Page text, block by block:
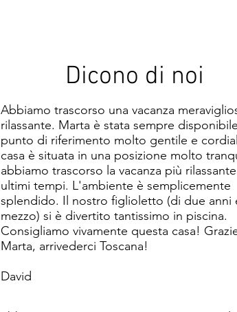
Dicono di noi
Abbiamo trascorso una vacanza
rilassante. Marta è stata sempre
punto di riferimento molto gentile e
casa è situata in una posizione molto
abbiamo trascorso la vacanza più
ultimi tempi. L'ambiente è semplicemente
splendido. Il nostro figlioletto (di due anni
mezzo) si è divertito tantissimo in piscina.
Consigliamo vivamente questa casa!
Marta, arrivederci Toscana!
David